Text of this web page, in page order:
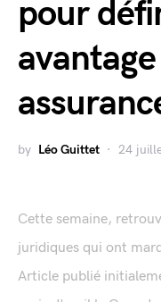
pour
by Léo Guittet 24
Cette semaine,
juridiques qui ont
Article publié